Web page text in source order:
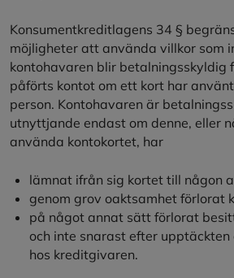
Konsumentkreditlagens 34 §
möjligheter att använda villkor som
kontohavaren blir betalningsskyldig
påförts kontot om ett kort har
person. Kontohavaren är
utnyttjande endast om denne, eller
använda kontokortet, har
lämnat ifrån sig kortet till någon
genom grov oaktsamhet förlorat
på något annat sätt förlorat
och inte snarast efter
hos kreditgivaren.